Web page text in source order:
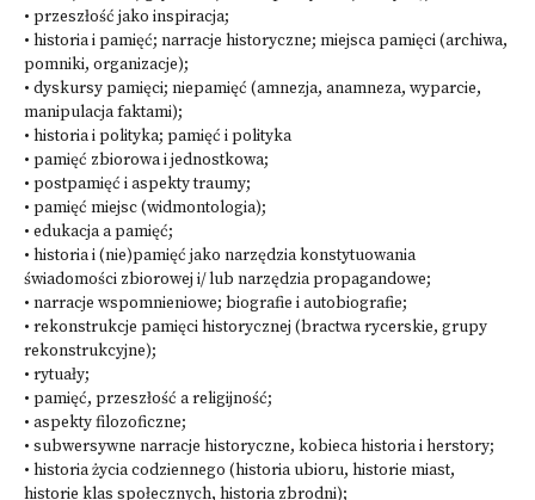
• przeszłość jako inspiracja;
• historia i pamięć; narracje historyczne; miejsca pamięci (archiwa,
pomniki, organizacje);
• dyskursy pamięci; niepamięć (amnezja, anamneza, wyparcie,
manipulacja faktami);
• historia i polityka; pamięć i polityka
• pamięć zbiorowa i jednostkowa;
• postpamięć i aspekty traumy;
• pamięć miejsc (widmontologia);
• edukacja a pamięć;
• historia i (nie)pamięć jako narzędzia konstytuowania
świadomości zbiorowej i/ lub narzędzia propagandowe;
• narracje wspomnieniowe; biografie i autobiografie;
• rekonstrukcje pamięci historycznej (bractwa rycerskie, grupy
rekonstrukcyjne);
• rytuały;
• pamięć, przeszłość a religijność;
• aspekty filozoficzne;
• subwersywne narracje historyczne, kobieca historia i herstory;
• historia życia codziennego (historia ubioru, historie miast,
historie klas społecznych, historia zbrodni);